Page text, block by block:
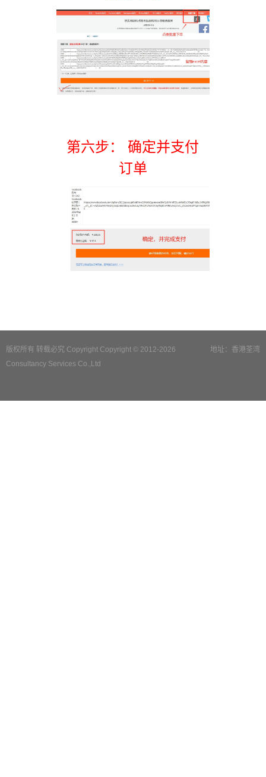
第六步： 确定并支付
订单
地址：香港荃湾
版权所有 转载必究 Copyright Copyright © 2012-2026
Consultancy Services Co.,Ltd